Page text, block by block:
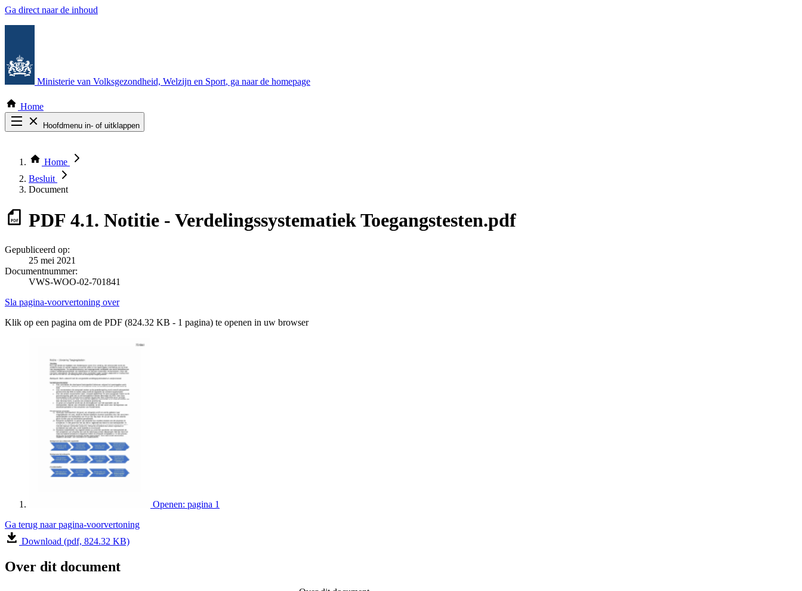
Ga direct naar de inhoud
Ministerie van Volksgezondheid, Welzijn en Sport, ga naar de homepage
Home
Hoofdmenu in- of uitklappen
Thema COVID-19
Bekijk per bestuursorgaan
Home
Besluit
Document
PDF 4.1. Notitie - Verdelingssystematiek Toegangstesten.pdf
Gepubliceerd op:
25 mei 2021
Documentnummer:
VWS-WOO-02-701841
Sla pagina-voorvertoning over
Klik op een pagina om de PDF (824.32 KB - 1 pagina) te openen in uw browser
Openen: pagina 1
Ga terug naar pagina-voorvertoning
Download (pdf, 824.32 KB)
Over dit document